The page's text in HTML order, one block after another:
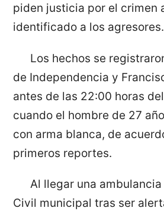
piden justicia por el crimen
identificado a los agresores.
Los hechos se
de Independencia y
antes de las 22:00 horas
cuando el hombre de 27
con arma blanca, de
primeros reportes.
Al llegar una
Civil municipal tras ser